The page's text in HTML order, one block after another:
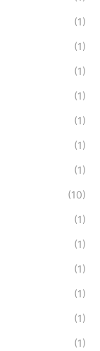
(1)
(1)
(1)
(1)
(1)
(1)
(1)
(10)
(1)
(1)
(1)
(1)
(1)
(1)